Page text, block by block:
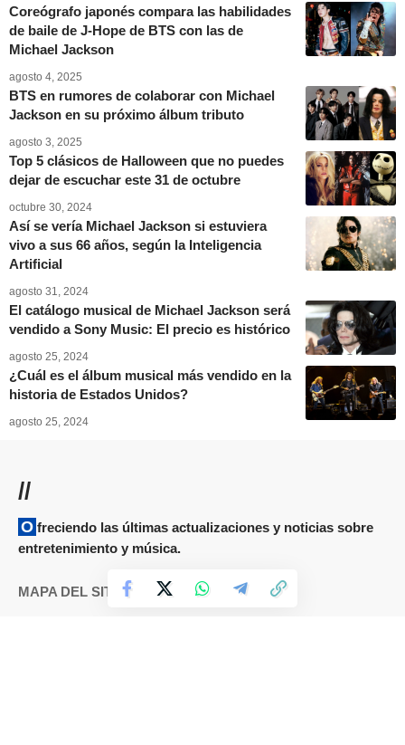
Coreógrafo japonés compara las habilidades
de baile de J-Hope de BTS con las de
Michael Jackson
agosto 4, 2025
BTS en rumores de colaborar con Michael
Jackson en su próximo álbum tributo
agosto 3, 2025
Top 5 clásicos de Halloween que no puedes
dejar de escuchar este 31 de octubre
octubre 30, 2024
Así se vería Michael Jackson si estuviera
vivo a sus 66 años, según la Inteligencia
Artificial
agosto 31, 2024
El catálogo musical de Michael Jackson será
vendido a Sony Music: El precio es histórico
agosto 25, 2024
¿Cuál es el álbum musical más vendido en la
historia de Estados Unidos?
agosto 25, 2024
//
Ofreciendo las últimas actualizaciones y noticias sobre
entretenimiento y música.
MAPA DEL SITIO